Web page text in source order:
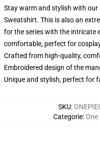
Stay warm and stylish with our
Sweatshirt. This is also an
for the series with the intricate
comfortable, perfect for
Crafted from high-quality,
Embroidered design of the
Unique and stylish, perfect for
SKU:
Categorie:One